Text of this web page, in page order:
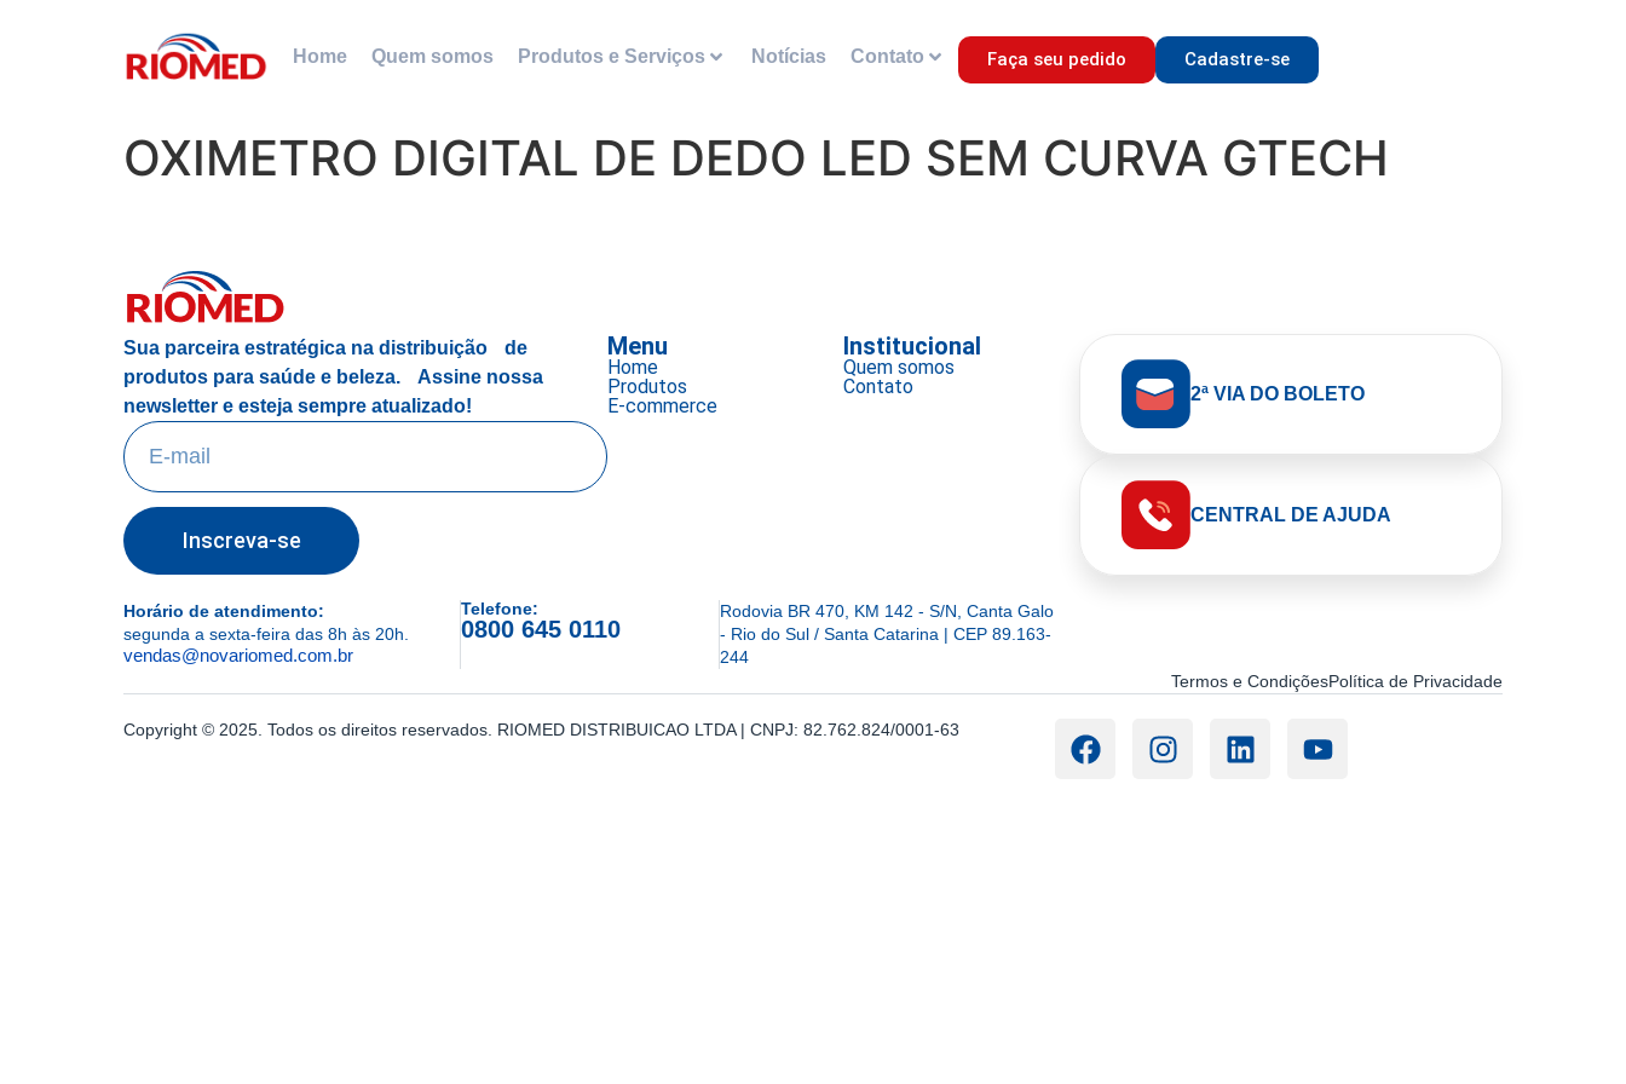
Home Quem somos Produtos e Serviços Notícias Contato Faça seu pedido Cadastre-se
OXIMETRO DIGITAL DE DEDO LED SEM CURVA GTECH
Sua parceira estratégica na distribuição de
produtos para saúde e beleza. Assine nossa
newsletter e esteja sempre atualizado!
Inscreva-se
Menu
Home
Produtos
E-commerce
Institucional
Quem somos
Contato
2ª VIA DO BOLETO
CENTRAL DE AJUDA
Horário de atendimento:
segunda a sexta-feira das 8h às 20h.
vendas@novariomed.com.br
Telefone:
0800 645 0110
Rodovia BR 470, KM 142 - S/N, Canta Galo
- Rio do Sul / Santa Catarina | CEP 89.163-
244
Termos e CondiçõesPolítica de Privacidade
Copyright © 2025. Todos os direitos reservados. RIOMED DISTRIBUICAO LTDA | CNPJ: 82.762.824/0001-63